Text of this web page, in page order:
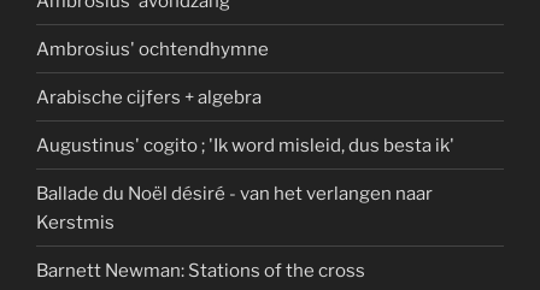
Ambrosius' ochtendhymne
Arabische cijfers + algebra
Augustinus' cogito ; 'Ik word misleid, dus besta ik'
Ballade du Noël désiré - van het verlangen naar
Kerstmis
Barnett Newman: Stations of the cross